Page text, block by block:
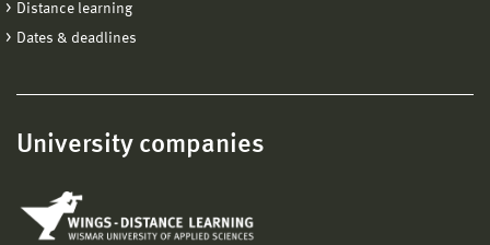
Distance learning
Dates & deadlines
University companies